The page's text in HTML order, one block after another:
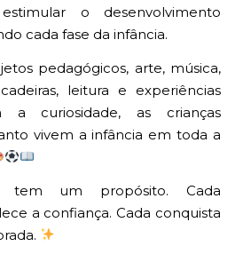
o desenvolvimento
cada fase da infância.
pedagógicos, arte, música,
leitura e experiências
a curiosidade, as crianças
vivem a infância em toda a
tem um propósito. Cada
a confiança. Cada conquista